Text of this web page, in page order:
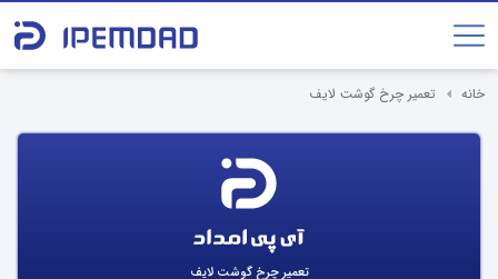
خانه تعمیر چرخ گوشت لایف
تعمیر چرخ گوشت لایف